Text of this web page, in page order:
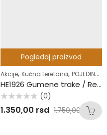
Pogledaj proizvod
Akcije, Kućna teretana, POJEDINAČNI POPUSTI
HE1926 Gumene trake / Resistance Bands
sa
(0)
1.350,00 rsd 1.750,00 rsd